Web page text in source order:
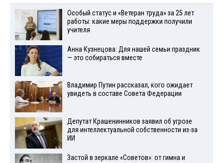
Особый статус и «Ветеран труда» за 25 лет
работы: какие меры поддержки получили
учителя
Анна Кузнецова: Для нашей семьи праздник
— это собираться вместе
Владимир Путин рассказал, кого ожидает
увидеть в составе Совета Федерации
Депутат Крашенинников заявил об угрозе
для интеллектуальной собственности из-за
ИИ
Застой в зеркале «Советов»: от гимна и